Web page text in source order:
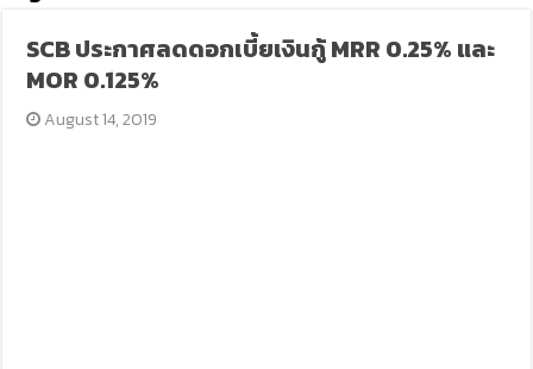
SCB ประกาศลดดอกเบี้ยเงินกู้ MRR 0.25% และ
MOR 0.125%
August 14, 2019